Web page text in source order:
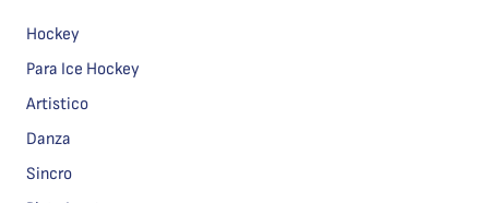
Hockey
Para Ice Hockey
Artistico
Danza
Sincro